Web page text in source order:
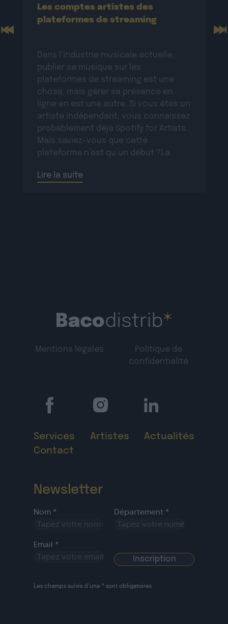
Les comptes artistes des
plateformes de streaming
Dans l’industrie musicale actuelle,
publier sa musique sur les
plateformes de streaming est une
chose, mais gérer sa présence en
ligne en est une autre. Si vous êtes un
artiste indépendant, vous connaissez
probablement déjà Spotify for Artists.
Mais saviez-vous que cette
plateforme n’est qu’un début ?La
majeurs proposent des […]
Lire la suite
Previous
Mentions légales
Politique de
confidentialité
Services Artistes
Actualités
Contact
Newsletter
Nom * Département *
Email *
Les champs suivis d’une * sont obligatoires